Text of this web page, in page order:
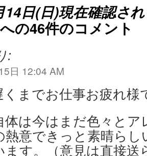
14日(日)現在確認さ
の46件のコメント
:
日 12:04 AM
くまでお仕事お疲れ様
体は今はまだ色々とア
熱意できっと素晴ら
ます。（意見は直接送